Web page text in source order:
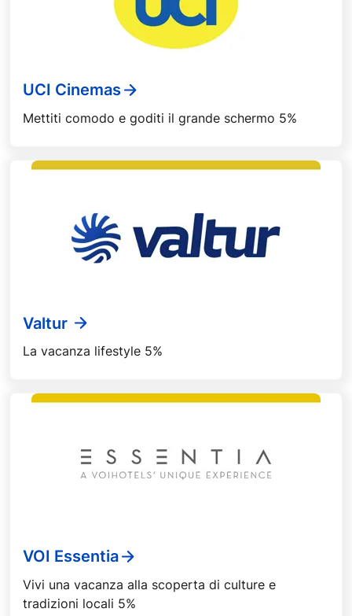
UCI Cinemas
Mettiti comodo e goditi il grande schermo 5%
Valtur
La vacanza lifestyle 5%
VOI Essentia
Vivi una vacanza alla scoperta di culture e
tradizioni locali 5%